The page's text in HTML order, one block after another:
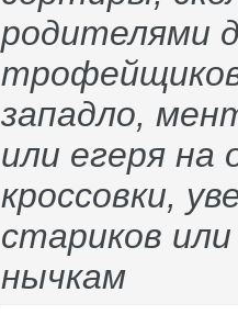
родителями
западло,
или егеря на
кроссовки,
стариков
нычкам